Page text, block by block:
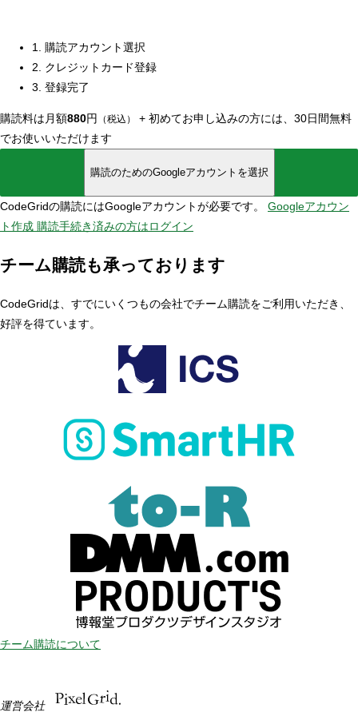
1. 購読アカウント選択
2. クレジットカード登録
3. 登録完了
購読料は月額880円 （税込） + 初めてお申し込みの方には、30日間無料
でお使いいただけます
購読のためのGoogleアカウントを選択
CodeGridの購読にはGoogleアカウントが必要です。 Googleアカウン
ト作成 購読手続き済みの方はログイン
チーム購読も承っております
CodeGridは、すでにいくつもの会社でチーム購読をご利用いただき、
好評を得ています。
チーム購読について
運営会社